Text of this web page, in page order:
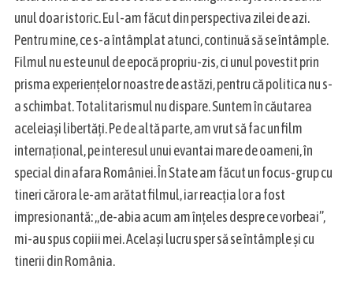
unul doar istoric. Eu l-am făcut din perspectiva zilei de azi.
Pentru mine, ce s-a întâmplat atunci, continuă să se întâmple.
Filmul nu este unul de epocă propriu-zis, ci unul povestit prin
prisma experiențelor noastre de astăzi, pentru că politica nu s-
a schimbat. Totalitarismul nu dispare. Suntem în căutarea
aceleiași libertăți. Pe de altă parte, am vrut să fac un film
internațional, pe interesul unui evantai mare de oameni, în
special din afara României. În State am făcut un focus-grup cu
tineri cărora le-am arătat filmul, iar reacția lor a fost
impresionantă: „de-abia acum am înțeles despre ce vorbeai”,
mi-au spus copiii mei. Același lucru sper să se întâmple și cu
tinerii din România.